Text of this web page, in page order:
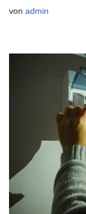
von admin